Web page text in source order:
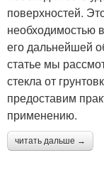
поверхностей.
необходимостью
его дальнейшей
статье мы
стекла от
предоставим
применению.
читать дальше →